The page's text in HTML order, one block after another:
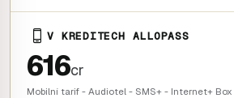
V KREDITECH ALLOPASS
616cr
Mobilní tarif - Audiotel - SMS+ - Internet+ Box